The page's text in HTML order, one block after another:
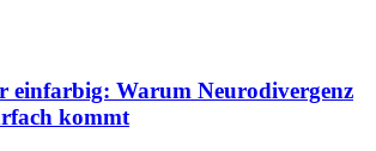
einfarbig: Warum Neurodivergenz
kommt